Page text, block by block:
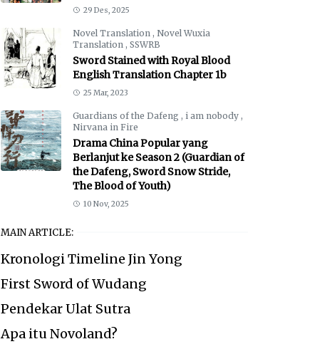
29 Des, 2025
Novel Translation , Novel Wuxia
Translation , SSWRB
Sword Stained with Royal Blood
English Translation Chapter 1b
25 Mar, 2023
Guardians of the Dafeng , i am nobody ,
Nirvana in Fire
Drama China Popular yang
Berlanjut ke Season 2 (Guardian of
the Dafeng, Sword Snow Stride,
The Blood of Youth)
10 Nov, 2025
MAIN ARTICLE:
Kronologi Timeline Jin Yong
First Sword of Wudang
Pendekar Ulat Sutra
Apa itu Novoland?